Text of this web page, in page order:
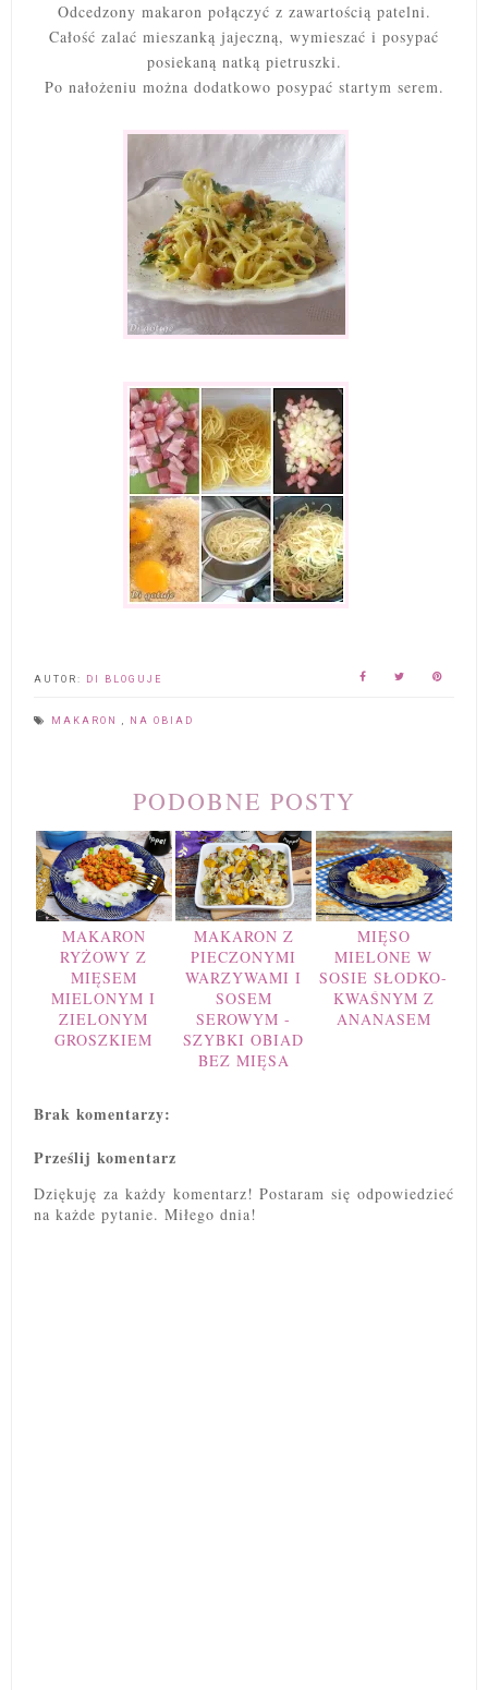
Odcedzony makaron połączyć z zawartością patelni.
Całość zalać mieszanką jajeczną, wymieszać i posypać
posiekaną natką pietruszki.
Po nałożeniu można dodatkowo posypać startym serem.
AUTOR: DI BLOGUJE
MAKARON NA OBIAD
PODOBNE POSTY
MAKARON
RYŻOWY Z
MIĘSEM
MIELONYM I
ZIELONYM
GROSZKIEM
MAKARON Z
PIECZONYMI
WARZYWAMI I
SOSEM
SEROWYM -
SZYBKI OBIAD
BEZ MIĘSA
MIĘSO
MIELONE W
SOSIE SŁODKO-
KWAŚNYM Z
ANANASEM
Brak komentarzy:
Prześlij komentarz
Dziękuję za każdy komentarz! Postaram się odpowiedzieć
na każde pytanie. Miłego dnia!